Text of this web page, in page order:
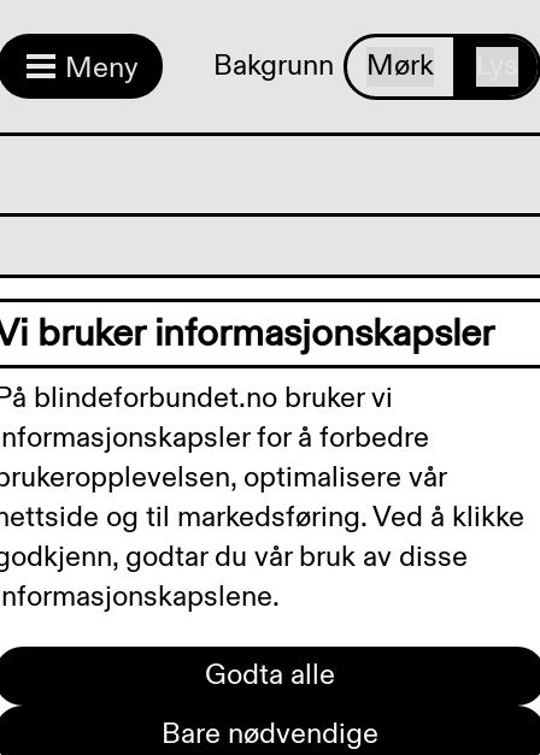
Meny Bakgrunn Mørk
og lag i
har vi flere treffpunkter,
lokallag i Porsgrunn og
i Skien. Her kan du
en god prat, vi har temaer som
og hjelpemidler, arrangerer
Du finner alle våre lag
bruker informasjonskapsler
blindeforbundet.no bruker vi
for å forbedre
optimalisere vår
og til markedsføring. Ved å klikke
godtar du vår bruk av disse
Godta alle
Bare nødvendige